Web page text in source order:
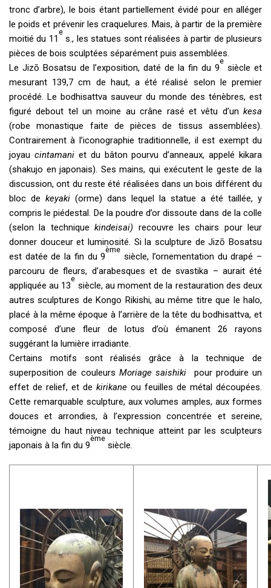
tronc d’arbre), le bois étant partiellement évidé pour en alléger
le poids et prévenir les craquelures. Mais, à partir de la première
moitié du 11
e
s., les statues sont réalisées à partir de plusieurs
pièces de bois sculptées séparément puis assemblées.
Le Jizō Bosatsu de l’exposition, daté de la fin du 9
e
siècle et
mesurant 139,7 cm de haut, a été réalisé selon le premier
procédé. Le bodhisattva sauveur du monde des ténèbres, est
figuré debout tel un moine au crâne rasé et vêtu d’un kesa
(robe monastique faite de pièces de tissus assemblées).
Contrairement à l’iconographie traditionnelle, il est exempt du
joyau cintamani et du bâton pourvu d’anneaux, appelé kikara
(shakujo en japonais). Ses mains, qui exécutent le geste de la
discussion, ont du reste été réalisées dans un bois différent du
bloc de keyaki (orme) dans lequel la statue a été taillée, y
compris le piédestal. De la poudre d’or dissoute dans de la colle
(selon la techniquekindeisai) recouvre les chairs pour leur
donner douceur et luminosité. Si la sculpture de Jizō Bosatsu
est datée de la fin du 9
ème
siècle, l’ornementation du drapé –
parcouru de fleurs, d’arabesques et de svastika – aurait été
appliquée au 13
e
siècle, au moment de la restauration des deux
autres sculptures de Kongo Rikishi, au même titre que le halo,
placé à la même époque à l’arrière de la tête du bodhisattva, et
composé d’une fleur de lotus d’où émanent 26 rayons
suggérant la lumière irradiante.
Certains motifs sont réalisés grâce à la technique de
superposition de couleurs Moriage saishiki pour produire un
effet de relief, et de kirikane ou feuilles de métal découpées.
Cette remarquable sculpture, aux volumes amples, aux formes
douces et arrondies, à l’expression concentrée et sereine,
témoigne du haut niveau technique atteint par les sculpteurs
japonais à la fin du 9
ème
siècle.